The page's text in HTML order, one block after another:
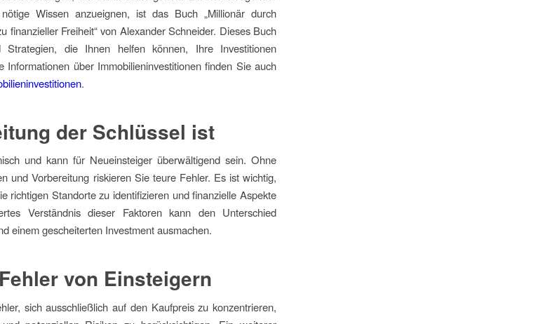
Wissen anzueignen, ist das Buch „Millionär durch
finanzieller Freiheit“ von Alexander Schneider. Dieses Buch
die Ihnen helfen können, Ihre Investitionen
Informationen über Immobilieninvestitionen finden Sie auch
.
der Schlüssel ist
und kann für Neueinsteiger überwältigend sein. Ohne
und Vorbereitung riskieren Sie teure Fehler. Es ist wichtig,
richtigen Standorte zu identifizieren und finanzielle Aspekte
Verständnis dieser Faktoren kann den Unterschied
einem gescheiterten Investment ausmachen.
von Einsteigern
sich ausschließlich auf den Kaufpreis zu konzentrieren,